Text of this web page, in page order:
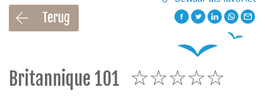
Terug
Britannique 101